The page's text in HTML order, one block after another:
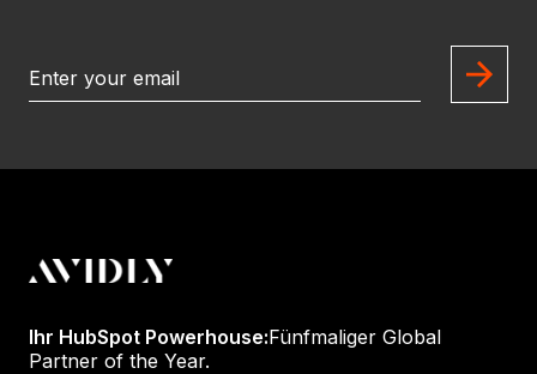
Ihr HubSpot Powerhouse:Fünfmaliger Global
Partner of the Year.